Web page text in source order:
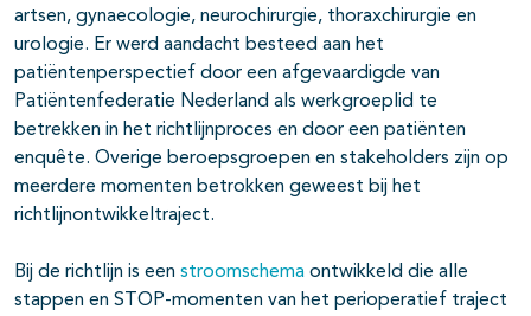
artsen, gynaecologie, neurochirurgie, thoraxchirurgie en
urologie. Er werd aandacht besteed aan het
patiëntenperspectief door een afgevaardigde van
Patiëntenfederatie Nederland als werkgroeplid te
betrekken in het richtlijnproces en door een patiënten
enquête. Overige beroepsgroepen en stakeholders zijn op
meerdere momenten betrokken geweest bij het
richtlijnontwikkeltraject.
Bij de richtlijn is een stroomschema ontwikkeld die alle
stappen en STOP-momenten van het perioperatief traject